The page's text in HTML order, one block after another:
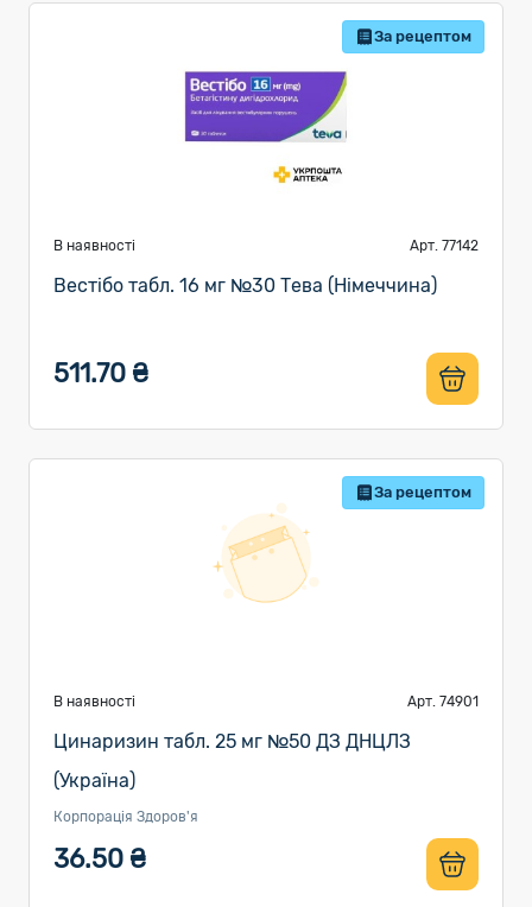
За рецептом
В наявності Арт. 77142
Вестібо табл. 16 мг №30 Тева (Німеччина)
511.70 ₴
За рецептом
В наявності Арт. 74901
Цинаризин табл. 25 мг №50 ДЗ ДНЦЛЗ
(Україна)
Корпорація Здоров'я
36.50 ₴